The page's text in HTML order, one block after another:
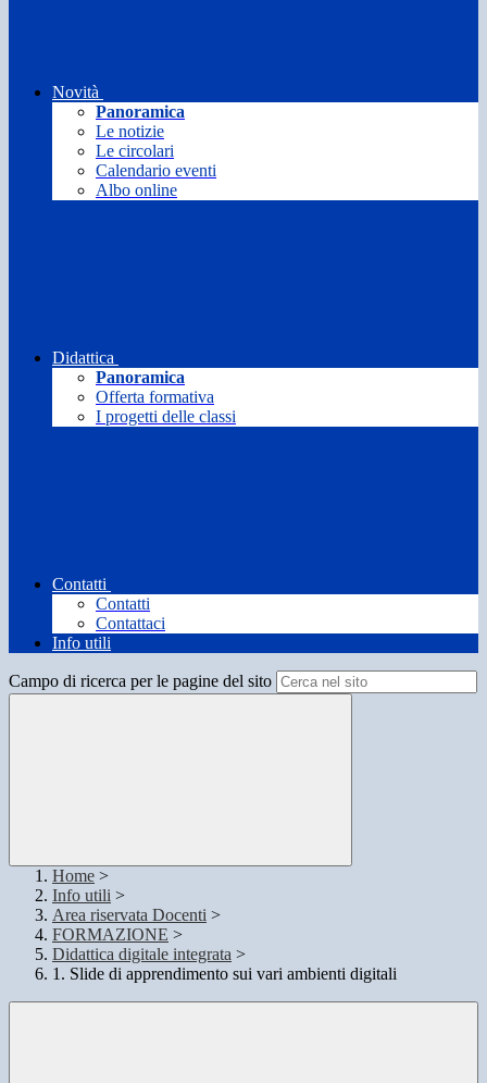
Novità
Panoramica
Le notizie
Le circolari
Calendario eventi
Albo online
Didattica
Panoramica
Offerta formativa
I progetti delle classi
Contatti
Contatti
Contattaci
Info utili
Campo di ricerca per le pagine del sito
Home >
Info utili >
Area riservata Docenti >
FORMAZIONE >
Didattica digitale integrata >
1. Slide di apprendimento sui vari ambienti digitali